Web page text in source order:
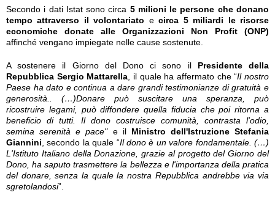
Secondo i dati Istat sono circa 5 milioni le persone che donano
tempo attraverso il volontariato ecirca 5 miliardi le risorse
economiche donate alle Organizzazioni Non Profit (ONP)
affinché vengano impiegate nelle cause sostenute.
A sostenere il Giorno del Dono ci sono il Presidente della
Repubblica Sergio Mattarella, il quale ha affermato che “Il nostro
Paese ha dato e continua a dare grandi testimonianze di gratuità e
generosità.. (…)Donare può suscitare una speranza, può
ricostruire legami, può diffondere quella fiducia che poi ritorna a
beneficio di tutti. Il dono costruisce comunità, contrasta l'odio,
semina serenità e pace"e il Ministro dell'Istruzione Stefania
Giannini, secondo la quale “Il dono è un valore fondamentale. (…)
L'Istituto Italiano della Donazione, grazie al progetto del Giorno del
Dono, ha saputo trasmettere la bellezza e l'importanza della pratica
del donare, senza la quale la nostra Repubblica andrebbe via via
sgretolandosi”.